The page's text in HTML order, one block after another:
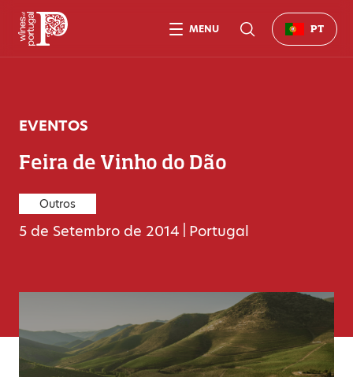
EVENTOS
Feira de Vinho do Dão
Outros
5 de Setembro de 2014 Portugal
MENU PT